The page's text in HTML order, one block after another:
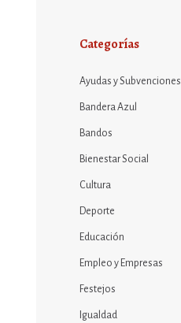
Categorías
Ayudas y Subvenciones
Bandera Azul
Bandos
Bienestar Social
Cultura
Deporte
Educación
Empleo y Empresas
Festejos
Igualdad